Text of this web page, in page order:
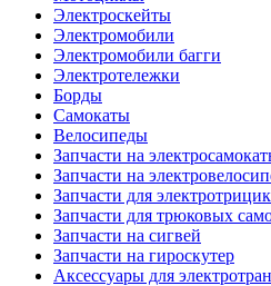
Электроскейты
Электромобили
Электромобили багги
Электротележки
Борды
Самокаты
Велосипеды
Запчасти на
Запчасти на
Запчасти для
Запчасти для трюковых
Запчасти на сигвей
Запчасти на гироскутер
Аксессуары для